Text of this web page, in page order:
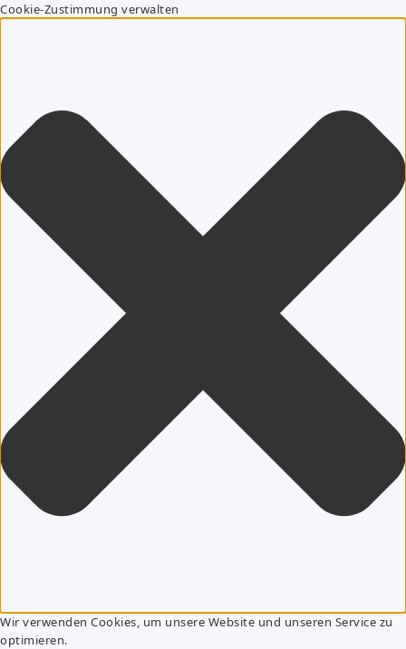
Cookie-Zustimmung verwalten
Wir verwenden Cookies, um unsere Website und unseren Service zu
optimieren.